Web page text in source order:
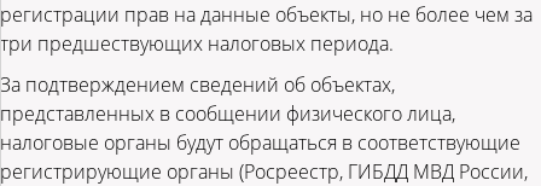
регистрации прав на данные объекты, но не более чем за
три предшествующих налоговых периода.
За подтверждением сведений об объектах,
представленных в сообщении физического лица,
налоговые органы будут обращаться в соответствующие
регистрирующие органы (Росреестр, ГИБДД МВД России,